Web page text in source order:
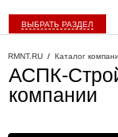
ВЫБРАТЬ РАЗДЕЛ
RMNT.RU / Каталог
АСПК-
компании